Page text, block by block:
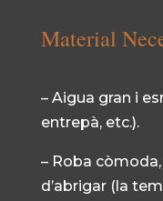
Material
– Aigua gran i
entrepà, etc.).
– Roba
d’abrigar (la